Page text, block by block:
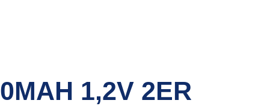
1,2V 2ER